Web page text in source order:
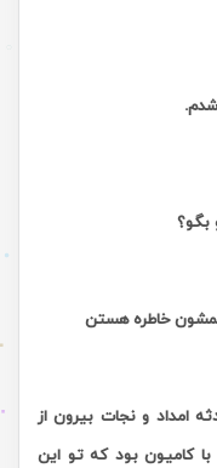
بگو؟
خاطره هستن
که یک حادثه امداد و نجات بیرون از
کامیون بود که تو این